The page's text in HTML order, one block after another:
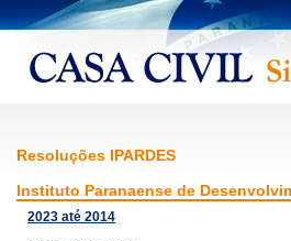
Resoluções IPARDES
Instituto Paranaense de
2023 até 2014